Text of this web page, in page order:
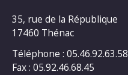
35, rue de la République
17460 Thénac
Téléphone : 05.46.92.63.58
Fax : 05.92.46.68.45